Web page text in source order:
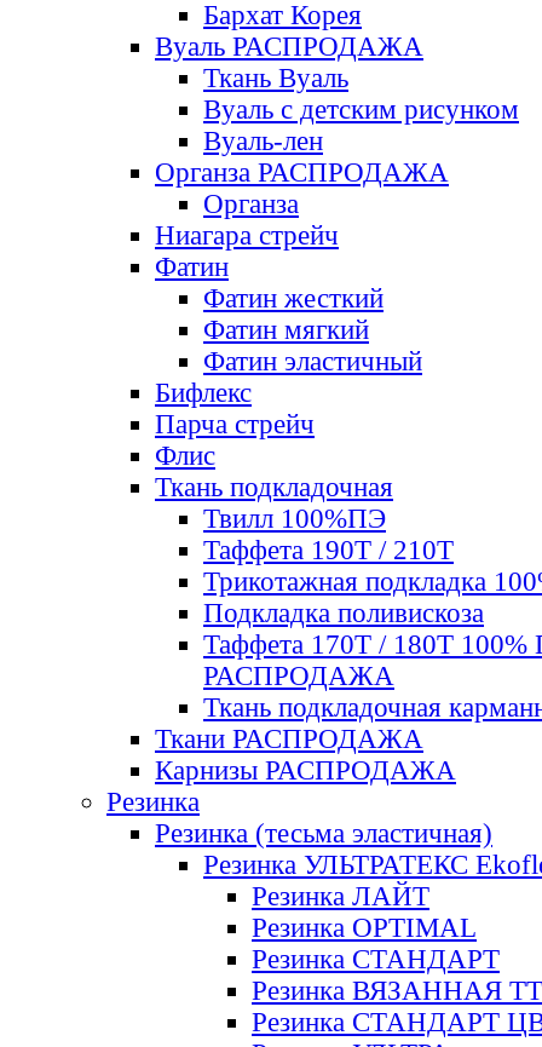
Бархат Корея
Вуаль РАСПРОДАЖА
Ткань Вуаль
Вуаль с детским рисунком
Вуаль-лен
Органза РАСПРОДАЖА
Органза
Ниагара стрейч
Фатин
Фатин жесткий
Фатин мягкий
Фатин элаcтичный
Бифлекс
Парча стрейч
Флис
Ткань подкладочная
Твилл 100%ПЭ
Таффета 190Т / 210Т
Трикотажная подкладка
Подкладка поливискоза
Таффета 170Т / 180Т 100%
РАСПРОДАЖА
Ткань подкладочная
Ткани РАСПРОДАЖА
Карнизы РАСПРОДАЖА
Резинка
Резинка (тесьма эластичная)
Резинка УЛЬТРАТЕКС
Резинка ЛАЙТ
Резинка OPTIMAL
Резинка СТАНДАРТ
Резинка ВЯЗАННАЯ ТТ
Резинка СТАНДАРТ